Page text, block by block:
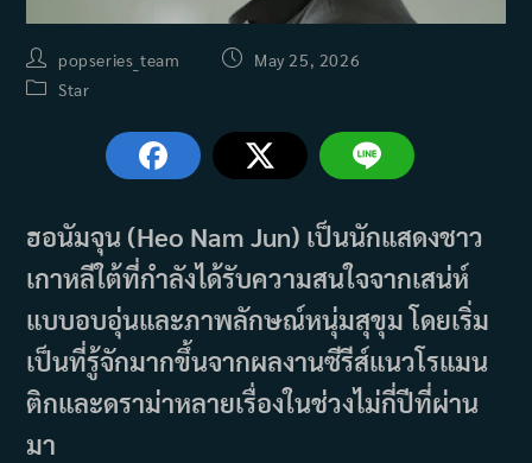
Post
author:
popseries_team
PostMay 25, 2026
PostStar
ฮอนัมจุน (Heo Nam Jun) เป็นนักแสดงชาว
เกาหลีใต้ที่กำลังได้รับความสนใจจากเสน่ห์
แบบอบอุ่นและภาพลักษณ์หนุ่มสุขุม โดยเริ่ม
เป็นที่รู้จักมากขึ้นจากผลงานซีรีส์แนวโรแมน
ติกและดราม่าหลายเรื่องในช่วงไม่กี่ปีที่ผ่าน
มา